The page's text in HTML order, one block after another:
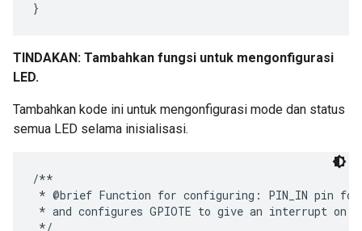
TINDAKAN: Tambahkan fungsi untuk mengonfigurasi
LED.
Tambahkan kode ini untuk mengonfigurasi mode dan status
semua LED selama inisialisasi.
/**
* @brief Function for configuring: PIN_IN pin
* and configures GPIOTE to give an interrupt on
*/